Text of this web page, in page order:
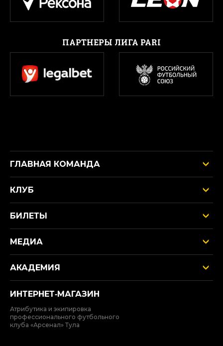
ПАРТНЕРЫ ЛИГА PARI
ГЛАВНАЯ КОМАНДА
КЛУБ
БИЛЕТЫ
МЕДИА
АКАДЕМИЯ
ИНТЕРНЕТ‑МАГАЗИН
Атрибутика и экипировка
профессионального футбольного
клуба «Арсенал» Тула